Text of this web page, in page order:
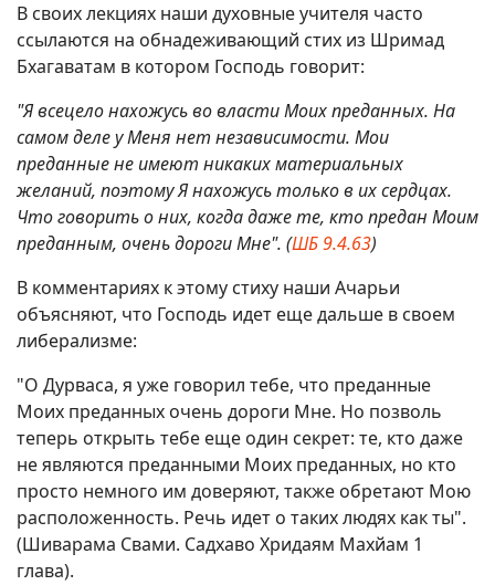
В своих лекциях наши духовные учителя часто
ссылаются на обнадеживающий стих из Шримад
Бхагаватам в котором Господь говорит:
"Я всецело нахожусь во власти Моих преданных. На
самом деле у Меня нет независимости. Мои
преданные не имеют никаких материальных
желаний, поэтому Я нахожусь только в их сердцах.
Что говорить о них, когда даже те, кто предан Моим
преданным, очень дороги Мне". (ШБ 9.4.63)
В комментариях к этому стиху наши Ачарьи
объясняют, что Господь идет еще дальше в своем
либерализме:
"О Дурваса, я уже говорил тебе, что преданные
Моих преданных очень дороги Мне. Но позволь
теперь открыть тебе еще один секрет: те, кто даже
не являются преданными Моих преданных, но кто
просто немного им доверяют, также обретают Мою
расположенность. Речь идет о таких людях как ты".
(Шиварама Свами. Садхаво Хридаям Махйам 1
глава).